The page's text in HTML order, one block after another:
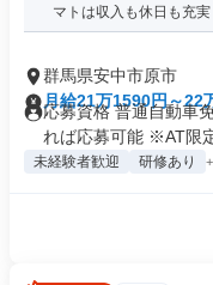
マトは収入も休日も充実
群馬県安中市原市
月給21万1590円～22
応募資格 普通自動車
れば応募可能 ※AT限
未経験者歓迎 研修あり